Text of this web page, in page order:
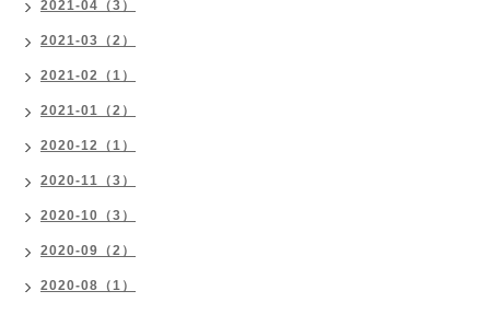
2021-04（3）
2021-03（2）
2021-02（1）
2021-01（2）
2020-12（1）
2020-11（3）
2020-10（3）
2020-09（2）
2020-08（1）